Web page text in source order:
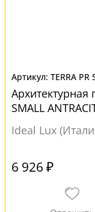
TERRA PR
Архитектурная
SMALL
Ideal Lux
6 926 ₽